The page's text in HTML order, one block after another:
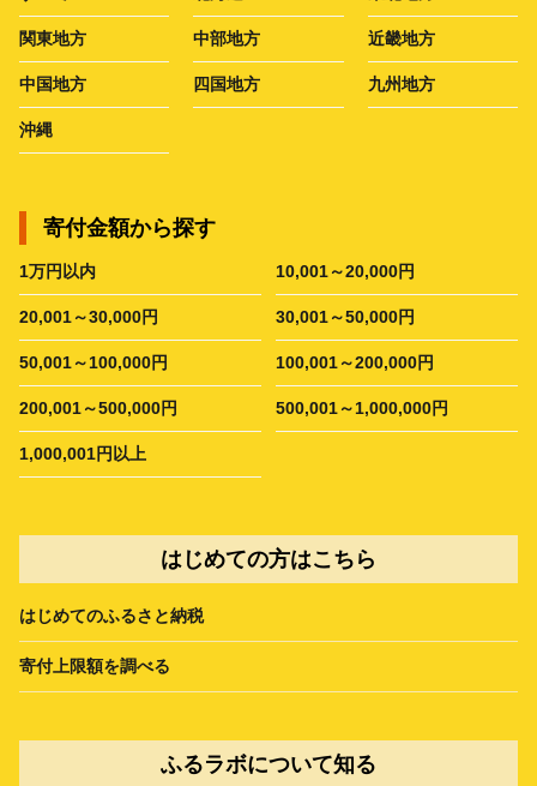
関東地方 中部地方 近畿地方
中国地方 四国地方 九州地方
沖縄
寄付金額から探す
1万円以内 10,001～20,000円
20,001～30,000円 30,001～50,000円
50,001～100,000円 100,001～200,000円
200,001～500,000円 500,001～1,000,000円
1,000,001円以上
はじめての方はこちら
はじめてのふるさと納税
寄付上限額を調べる
ふるラボについて知る